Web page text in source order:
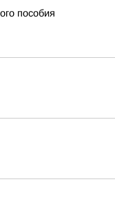
пособия